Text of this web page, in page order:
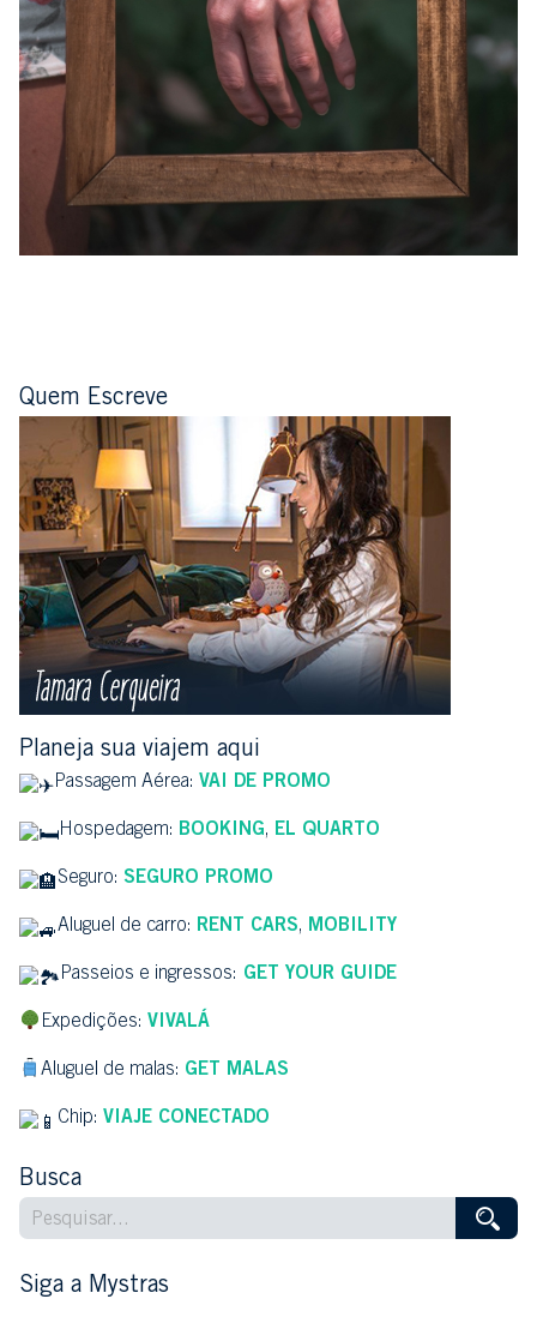
Quem Escreve
Planeja sua viajem aqui
Passagem Aérea: VAI DE PROMO
Hospedagem: BOOKING, EL QUARTO
Seguro: SEGURO PROMO
Aluguel de carro: RENT CARS, MOBILITY
Passeios e ingressos: GET YOUR GUIDE
Expedições:VIVALÁ
Aluguel de malas: GET MALAS
Chip: VIAJE CONECTADO
Busca
Siga a Mystras